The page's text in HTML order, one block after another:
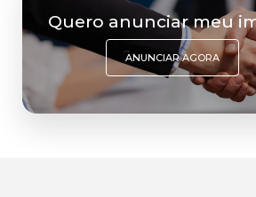
Quero anunciar meu
ANUNCIAR AGORA